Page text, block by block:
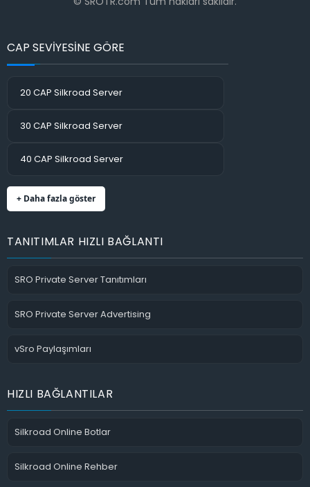
CAP SEVİYESİNE GÖRE
20 CAP Silkroad Server
30 CAP Silkroad Server
40 CAP Silkroad Server
+ Daha fazla göster
TANITIMLAR HIZLI BAĞLANTI
SRO Private Server Tanıtımları
SRO Private Server Advertising
vSro Paylaşımları
HIZLI BAĞLANTILAR
Silkroad Online Botlar
Silkroad Online Rehber